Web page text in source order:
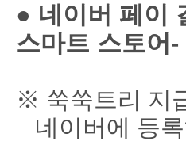
● 네이버 페이
스마트 스토어
※ 쑥쑥트리 지
네이버에 등